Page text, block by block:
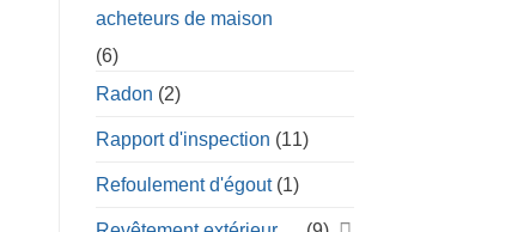
acheteurs de maison
(6)
Radon (2)
Rapport d'inspection (11)
Refoulement d'égout(1)